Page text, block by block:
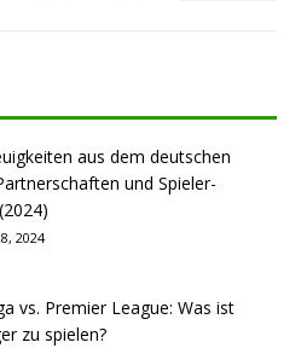
aus dem deutschen
und Spieler-
2024
vs. Premier League: Was ist
zu spielen?